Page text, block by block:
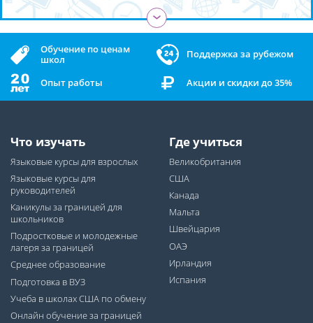
›
Обучение по ценам
школ
Поддержка за рубежом
Опыт работы Акции и скидки до 35%
Что изучать
Языковые курсы для взрослых
Языковые курсы для
руководителей
Каникулы за границей для
школьников
Подростковые и молодежные
лагеря за границей
Среднее образование
Подготовка в ВУЗ
Учеба в школах США по обмену
Онлайн обучение за границей
Где учиться
Великобритания
США
Канада
Мальта
Швейцария
ОАЭ
Ирландия
Испания